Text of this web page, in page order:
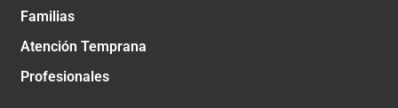
Familias
Atención Temprana
Profesionales